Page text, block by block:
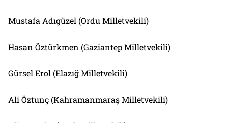
Mustafa Adıgüzel (Ordu Milletvekili)
Hasan Öztürkmen (Gaziantep Milletvekili)
Gürsel Erol (Elazığ Milletvekili)
Ali Öztunç (Kahramanmaraş Milletvekili)